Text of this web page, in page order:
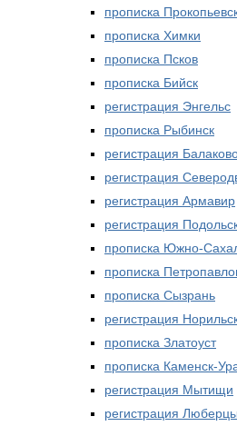
прописка
прописка Химки
прописка Псков
прописка Бийск
регистрация Энгельс
прописка Рыбинск
регистрация
регистрация
регистрация Армавир
регистрация
прописка Южно-
прописка
прописка Сызрань
регистрация
прописка Златоуст
прописка Каменск-
регистрация Мытищи
регистрация